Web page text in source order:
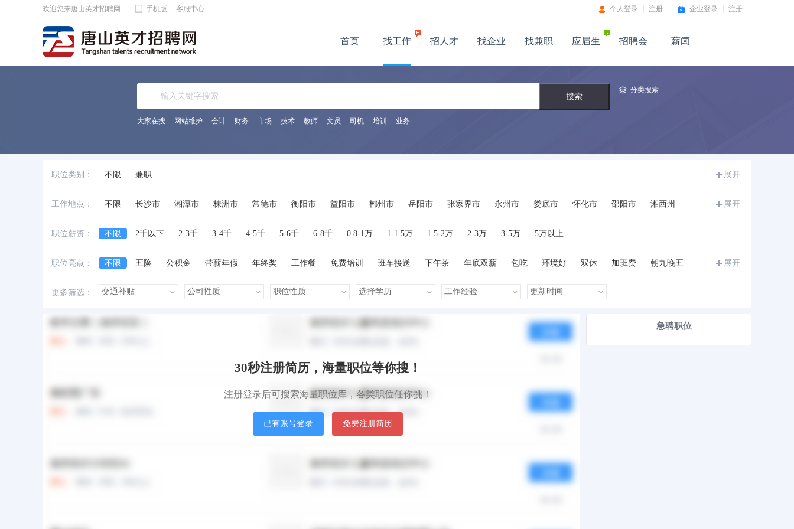
欢迎您来唐山英才招聘网 手机版 客服中心 企业登录 注册
个人登录 注册
首页 找工作 招人才 找企业 找兼职 应届生 招聘会 薪闻
分类搜索
大家在搜 网站维护 会计 财务 市场 技术 教师 文员 司机 培训 业务
职位类别： 不限 兼职 展开
工作地点： 不限 长沙市 湘潭市 株洲市 常德市 衡阳市 益阳市 郴州市 岳阳市 张家界市 永州市 娄底市 怀化市 邵阳市 湘西州 展开
职位薪资： 不限 2千以下 2-3千 3-4千 4-5千 5-6千 6-8千 0.8-1万 1-1.5万 1.5-2万 2-3万 3-5万 5万以上
职位亮点： 不限 五险 公积金 带薪年假 年终奖 工作餐 免费培训 班车接送 下午茶 年底双薪 包吃 环境好 双休 加班费
朝九晚五
展开
更多筛选：
本站职位 盟站职位 热度 月薪
30秒注册简历，海量职位等你搜！
注册登录后可搜索海量职位库，各类职位任你挑！
已有账号登录 免费注册简历
急聘职位